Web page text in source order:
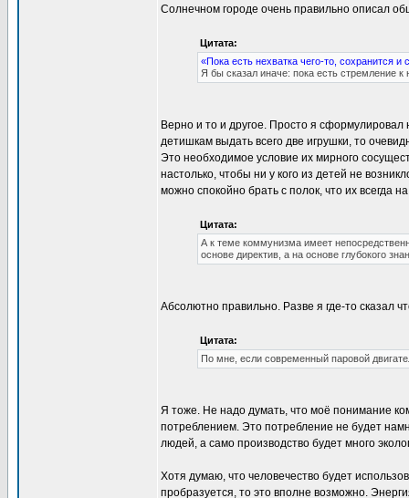
Солнечном городе очень правильно описал
Цитата:
«Пока есть нехватка чего-то, сохранится и
Я бы сказал иначе: пока есть стремление
Верно и то и другое. Просто я
детишкам выдать всего две игрушки, то
Это необходимое условие их мирного
настолько, чтобы ни у кого из детей не
можно спокойно брать с полок, что их всегда на
Цитата:
А к теме коммунизма имеет
основе директив, а на основе глубокого
Абсолютно правильно. Разве я где-то сказал
Цитата:
По мне, если современный паровой
Я тоже. Не надо думать, что моё понимание
потреблением. Это потребление не будет
людей, а само производство будет много
Хотя думаю, что человечество будет
пробразуется, то это вполне возможно.